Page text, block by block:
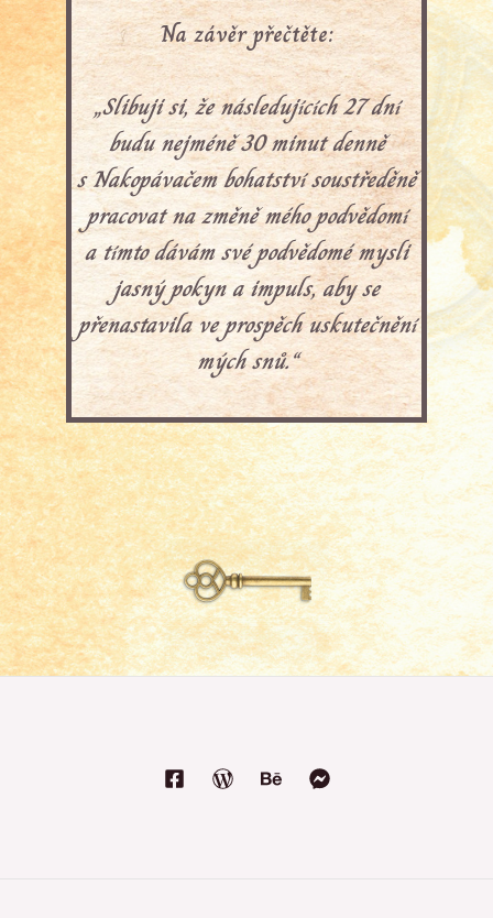
Na závěr přečtěte:
„Slibuji si, že následujících 27 dní
budu nejméně 30 minut denně
s Nakopávačem bohatství soustředěně
pracovat na změně mého podvědomí
a tímto dávám své podvědomé mysli
jasný pokyn a impuls, aby se
přenastavila ve prospěch uskutečnění
mých snů.“